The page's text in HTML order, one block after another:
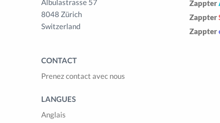
8048 Zürich
Switzerland
CONTACT
Prenez contact avec nous
LANGUES
Anglais
Zappter
Zappter
Zappter